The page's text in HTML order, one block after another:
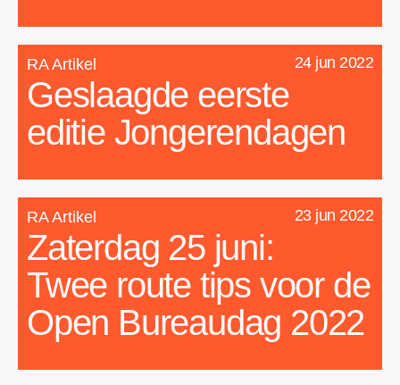
RA Artikel 24 jun 2022
Geslaagde eerste
editie Jongerendagen
RA Artikel 23 jun 2022
Zaterdag 25 juni:
Twee route tips voor de
Open Bureaudag 2022